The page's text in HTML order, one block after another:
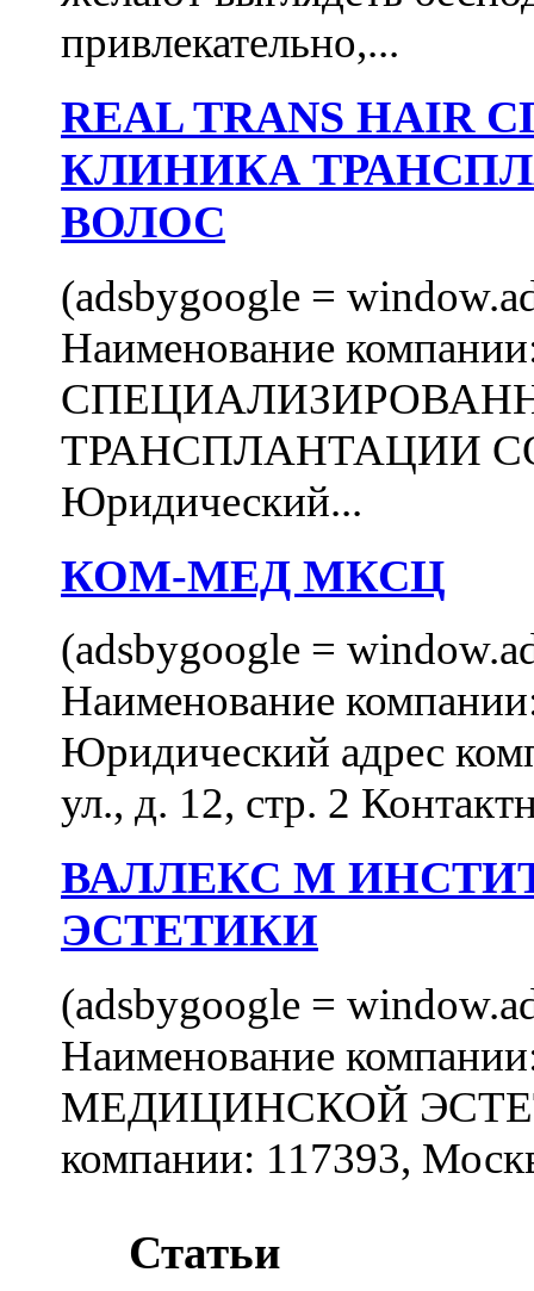
привлекательно,...
REAL TRANS
КЛИНИКА
ВОЛОС
(adsbygoogle =
Наименование
ТРАНСПЛАНТАЦИИ
Юридический...
КОМ-МЕД МКСЦ
(adsbygoogle =
Наименование
Юридический адрес
ул., д. 12, стр. 2
ВАЛЛЕКС М
ЭСТЕТИКИ
(adsbygoogle =
Наименование
МЕДИЦИНСКОЙ
компании: 117393,
Статьи